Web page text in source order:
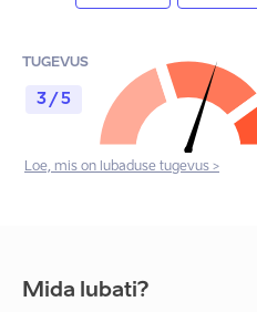
TUGEVUS
3 / 5
Loe, mis on lubaduse tugevus >
Mida lubati?